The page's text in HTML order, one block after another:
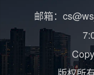
邮箱：